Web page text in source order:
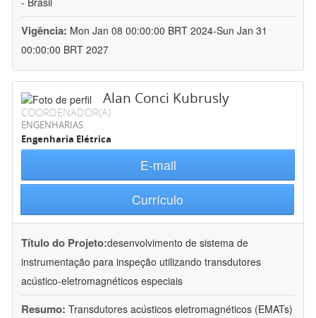
Vigência: Mon Jan 08 00:00:00 BRT 2024-Sun Jan 31
00:00:00 BRT 2027
Alan Conci Kubrusly
COORDENADOR(A)
ENGENHARIAS
Engenharia Elétrica
E-mail
Currículo
Título do Projeto:desenvolvimento de sistema de
instrumentação para inspeção utilizando transdutores
acústico-eletromagnéticos especiais
Resumo: Transdutores acústicos eletromagnéticos (EMATs)